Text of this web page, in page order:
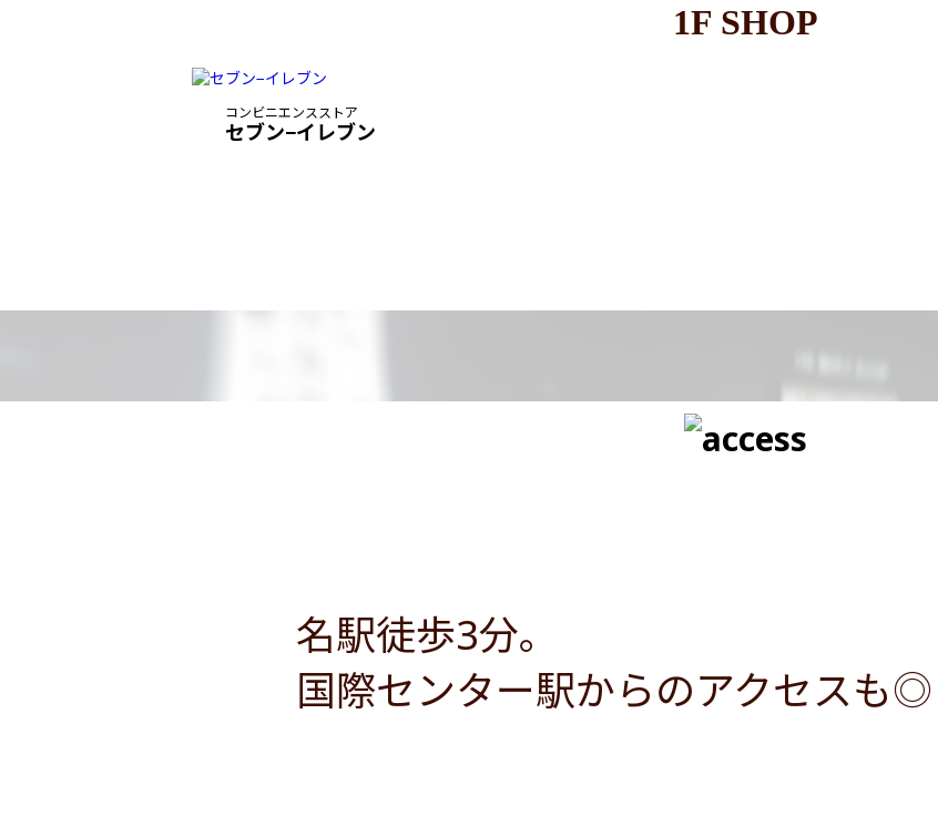
1F SHOP
コンビニエンスストア
セブン−イレブン
名駅徒歩3分。
国際センター駅からのアクセスも◎